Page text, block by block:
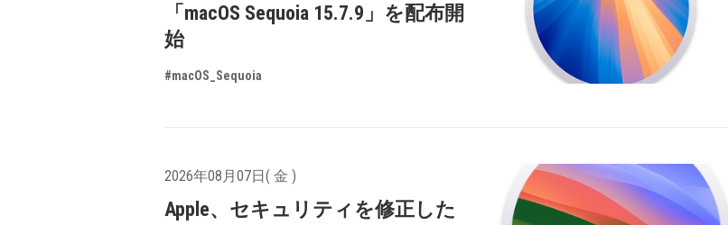
「macOS Sequoia 15.7.9」を配布開
始
#macOS_Sequoia
2026年08月07日( 金 )
Apple、セキュリティを修正した